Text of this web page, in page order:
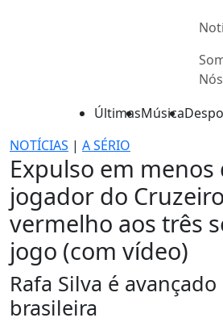
Nós
ÚltimasMúsica
NOTÍCIAS | A SÉRIO
Expulso em menos
jogador do
vermelho aos três
jogo (com vídeo)
Rafa Silva é
brasileira